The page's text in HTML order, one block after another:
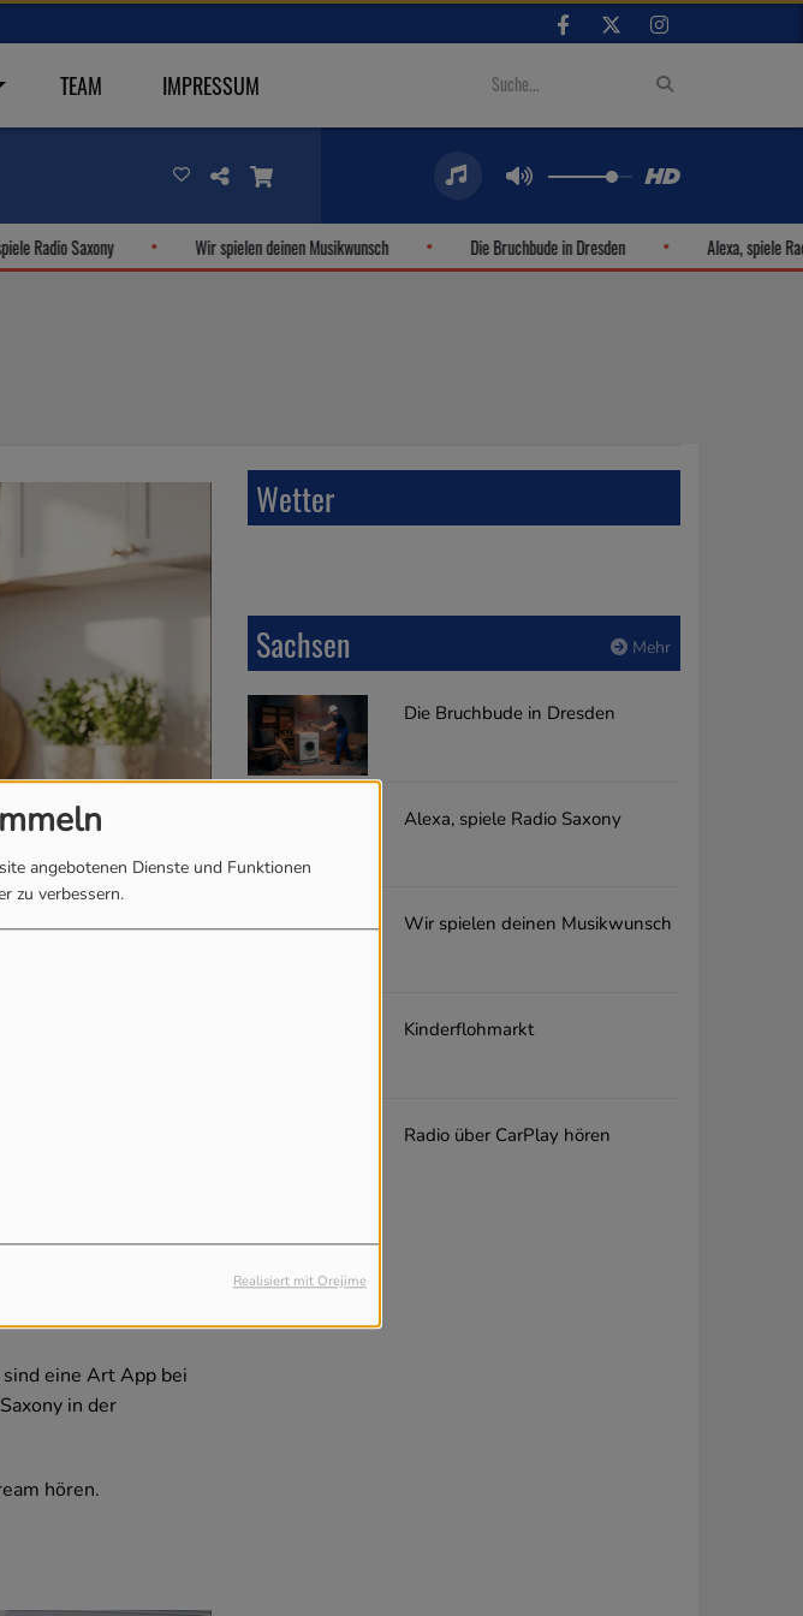
angebotenen Dienste und Funktionen
zu verbessern.
Realisiert mit Orejime
TEAM IMPRESSUM
Radio Saxony Wir spielen deinen Musikwunsch Die Bruchbude in Dresden Alexa, spiele Radio
hören. Wir erklären
eine Art App bei
Saxony in der
hören.
Wetter
Mehr
Sachsen
Die Bruchbude in Dresden
Alexa, spiele Radio Saxony
Wir spielen deinen Musikwunsch
Kinderflohmarkt
Radio über CarPlay hören